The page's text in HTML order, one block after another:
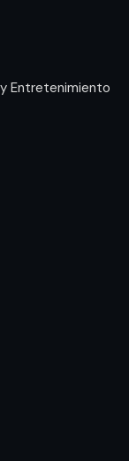
Entretenimiento